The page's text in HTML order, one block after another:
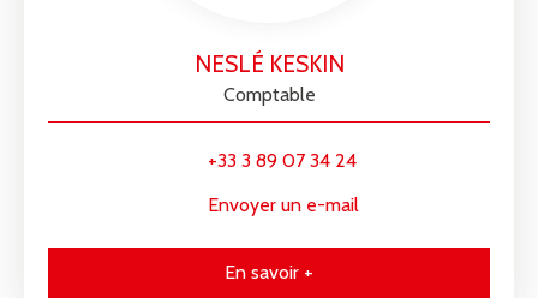
NESLÉ KESKIN
Comptable
+33 3 89 07 34 24
Envoyer un e-mail
En savoir +